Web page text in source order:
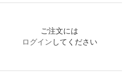
ご注文には
ログイン してください